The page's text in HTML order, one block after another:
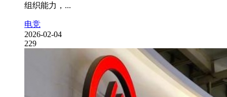
组织能力，...
电竞
2026-02-04
229